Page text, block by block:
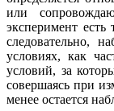
или
эксперимент есть
следовательно,
условиях, как
условий, за
совершаясь при
менее остается